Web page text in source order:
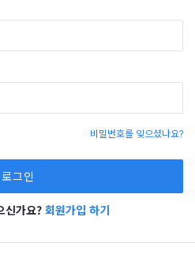
비밀번호를 잊으셨나요?
신가요? 회원가입 하기